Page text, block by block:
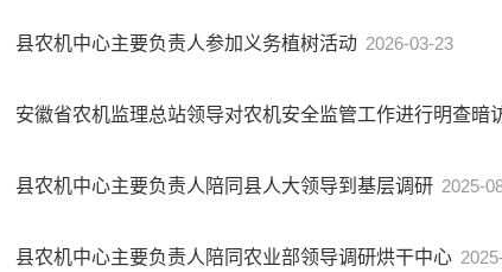
县农机中心主要负责人参加义务植树活动 2026-03-23
安徽省农机监理总站领导对农机安全监管工作进行明查暗
县农机中心主要负责人陪同县人大领导到基层调研 2025-
县农机中心主要负责人陪同农业部领导调研烘干中心